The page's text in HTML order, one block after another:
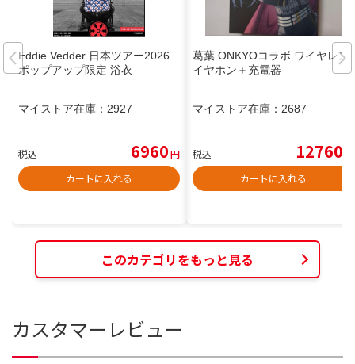
Eddie Vedder 日本ツアー2026
ポップアップ限定 浴衣
マイストア在庫： 2927
税込 6960円
カートに入れる
葛葉 ONKYOコラボ ワイヤレス
イヤホン＋充電器
マイストア在庫： 2687
税込 12760
カートに入れる
このカテゴリをもっと見る
カスタマーレビュー